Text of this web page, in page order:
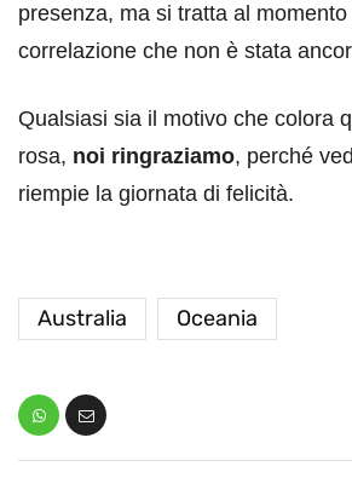
presenza, ma si tratta al
correlazione che non è stata
Qualsiasi sia il motivo che colora
rosa, noi ringraziamo, perché
riempie la giornata di felicità.
Australia Oceania